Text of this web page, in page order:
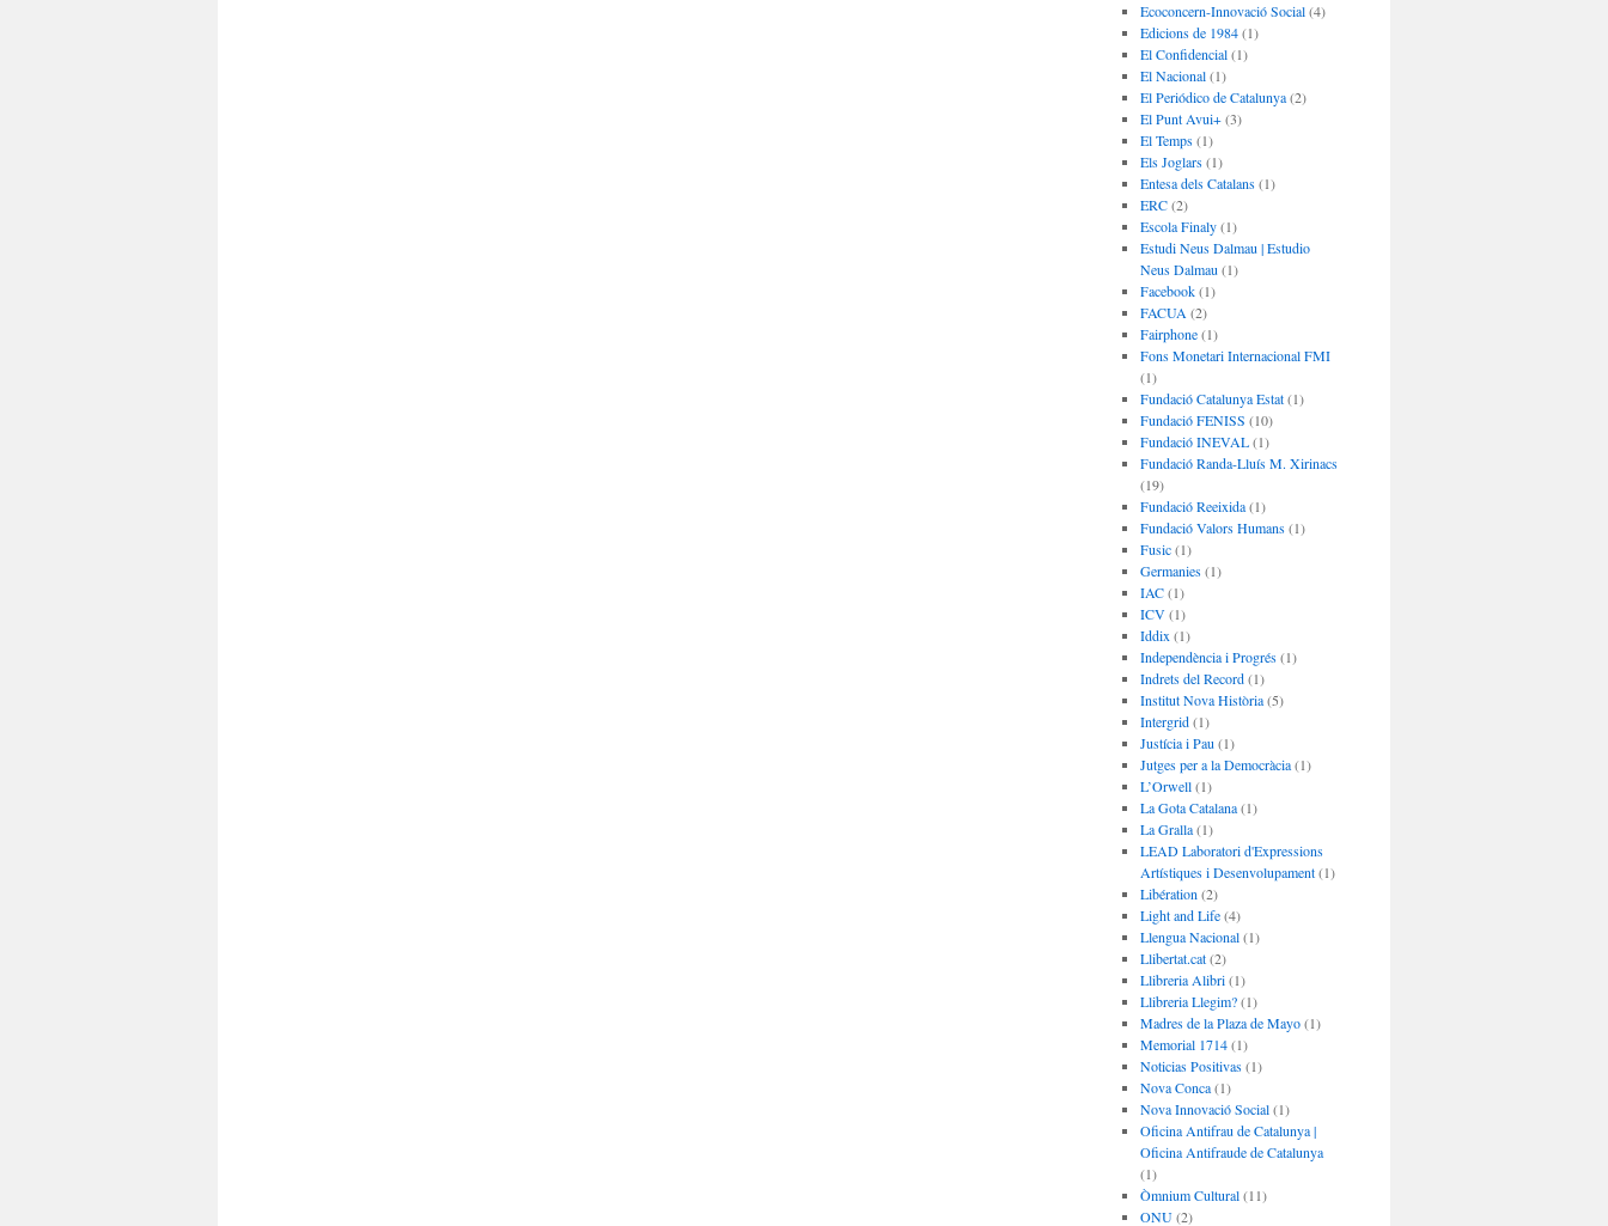
Ecoconcern-Innovació Social(4)
Edicions de 1984(1)
El Confidencial(1)
El Nacional(1)
El Periódico de Catalunya(2)
El Punt Avui+(3)
El Temps(1)
Els Joglars(1)
Entesa dels Catalans(1)
ERC(2)
Escola Finaly(1)
Estudi Neus Dalmau | Estudio
Neus Dalmau (1)
Facebook(1)
FACUA (2)
Fairphone(1)
Fons Monetari Internacional FMI
(1)
Fundació Catalunya Estat(1)
Fundació FENISS (10)
Fundació INEVAL(1)
Fundació Randa-Lluís M. Xirinacs
(19)
Fundació Reeixida(1)
Fundació Valors Humans(1)
Fusic(1)
Germanies(1)
IAC(1)
ICV(1)
Iddix (1)
Independència i Progrés(1)
Indrets del Record(1)
Institut Nova Història(5)
Intergrid(1)
Justícia i Pau (1)
Jutges per a la Democràcia(1)
L’Orwell(1)
La Gota Catalana(1)
La Gralla(1)
LEAD Laboratori d'Expressions
Artístiques i Desenvolupament(1)
Libération (2)
Light and Life(4)
Llengua Nacional(1)
Llibertat.cat(2)
Llibreria Alibri(1)
Llibreria Llegim?(1)
Madres de la Plaza de Mayo(1)
Memorial 1714(1)
Noticias Positivas(1)
Nova Conca(1)
Nova Innovació Social(1)
Oficina Antifrau de Catalunya |
Oficina Antifraude de Catalunya
(1)
Òmnium Cultural(11)
ONU(2)